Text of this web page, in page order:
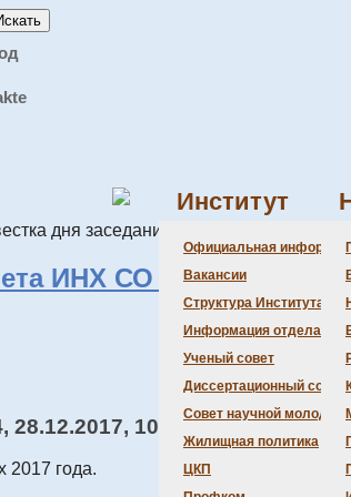
Институт
Официальная
Вакансии
Структура Института
Информация отдела
Ученый совет
Диссертационный совет
Совет научной
Жилищная политика
ЦКП
дня заседаний
ИНХ СО РАН в 2017
28.12.2017, 10-00
2017 года.